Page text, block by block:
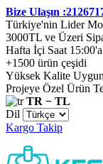
Bize Ulaşın
Türkiye'nin Lider
3000TL ve Üzeri
Hafta İçi Saat
+1500 ürün çeşidi
Yüksek Kalite
Projeye Özel Ürün
TR − TL
Dil
Kargo Takip